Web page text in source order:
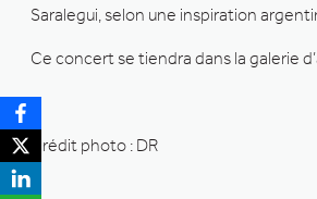
Saralegui, selon une inspiration
Ce concert se tiendra dans la galerie
Crédit photo : DR